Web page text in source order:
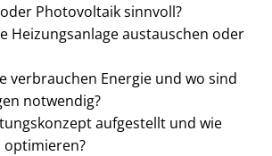
Photovoltaik sinnvoll?
Heizungsanlage austauschen oder
verbrauchen Energie und wo sind
notwendig?
aufgestellt und wie
optimieren?